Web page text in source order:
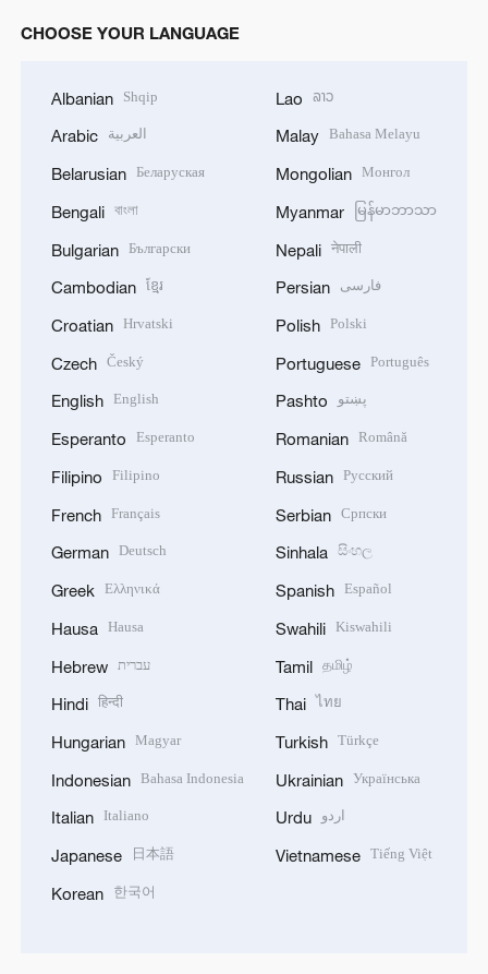
CHOOSE YOUR LANGUAGE
Albanian Shqip
Arabic العربية
Belarusian Беларуская
Bengali বাংলা
Bulgarian Български
Cambodian ខ្មែរ
Croatian Hrvatski
Czech Český
English English
Esperanto Esperanto
Filipino Filipino
French Français
German Deutsch
Greek Ελληνικά
Hausa Hausa
Hebrew עברית
Hindi हिन्दी
Hungarian Magyar
Indonesian Bahasa Indonesia
Italian Italiano
Japanese 日本語
Korean 한국어
Lao ລາວ
Malay Bahasa Melayu
Mongolian Монгол
Myanmar မြန်မာဘာသာ
Nepali नेपाली
Persian فارسی
Polish Polski
Portuguese Português
Pashto پښتو
Romanian Română
Russian Русский
Serbian Српски
Sinhala සිංහල
Spanish Español
Swahili Kiswahili
Tamil தமிழ்
Thai ไทย
Turkish Türkçe
Ukrainian Українська
Urdu اردو
Vietnamese Tiếng Việt